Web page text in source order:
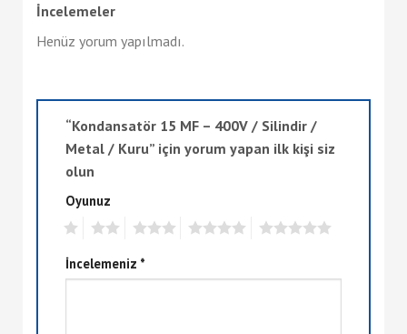
İncelemeler
Henüz yorum yapılmadı.
“Kondansatör 15 MF – 400V / Silindir /
Metal / Kuru” için yorum yapan ilk kişi siz
olun
Oyunuz
İncelemeniz *